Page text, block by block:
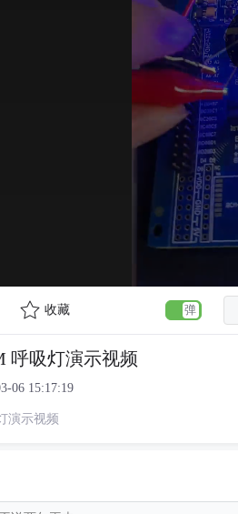
收藏
呼吸灯演示视频
06 15:17:19
演示视频